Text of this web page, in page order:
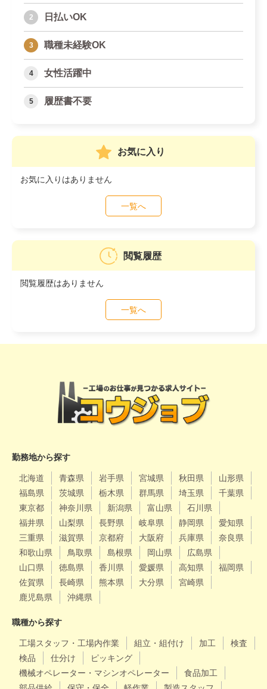
日払いOK
職種未経験OK
女性活躍中
履歴書不要
お気に入り
お気に入りはありません
一覧へ
閲覧履歴
閲覧履歴はありません
一覧へ
勤務地から探す
北海道 青森県 岩手県 宮城県 秋田県
山形県
福島県
茨城県 栃木県 群馬県 埼玉県
千葉県
東京都
神奈川県 新潟県 富山県
石川県
福井県
山梨県 長野県 岐阜県 静岡県
愛知県
三重県
滋賀県 京都府 大阪府 兵庫県
奈良県
和歌山県
鳥取県 島根県 岡山県
広島県
山口県
徳島県 香川県 愛媛県 高知県
福岡県
佐賀県
長崎県 熊本県 大分県
宮崎県
鹿児島県
沖縄県
職種から探す
工場スタッフ・工場内作業 組立・組付け 加工
検査
検品
仕分け
ピッキング
機械オペレーター・マシンオペレーター
食品加工